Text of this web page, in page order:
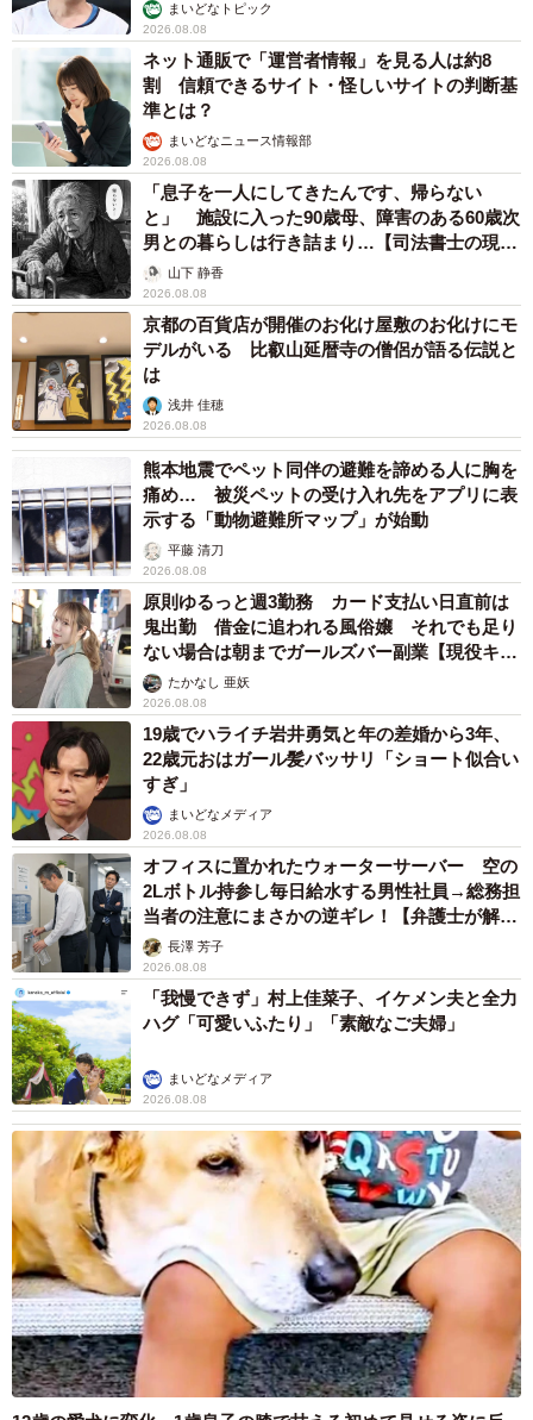
まいどなトピック
2026.08.08
ネット通販で「運営者情報」を見る人は約8
割 信頼できるサイト・怪しいサイトの判断基
準とは？
まいどなニュース情報部
2026.08.08
「息子を一人にしてきたんです、帰らない
と」 施設に入った90歳母、障害のある60歳次
男との暮らしは行き詰まり…【司法書士の現場
から】山下 静香
2026.08.08
京都の百貨店が開催のお化け屋敷のお化けにモ
デルがいる 比叡山延暦寺の僧侶が語る伝説と
は
浅井 佳穂
2026.08.08
熊本地震でペット同伴の避難を諦める人に胸を
痛め… 被災ペットの受け入れ先をアプリに表
示する「動物避難所マップ」が始動
平藤 清刀
2026.08.08
原則ゆるっと週3勤務 カード支払い日直前は
鬼出勤 借金に追われる風俗嬢 それでも足り
ない場合は朝までガールズバー副業【現役キャ
ストに取材】
たかなし 亜妖
2026.08.08
19歳でハライチ岩井勇気と年の差婚から3年、
22歳元おはガール髪バッサリ「ショート似合い
すぎ」
まいどなメディア
2026.08.08
オフィスに置かれたウォーターサーバー 空の
2Lボトル持参し毎日給水する男性社員→総務担
当者の注意にまさかの逆ギレ！【弁護士が解
説】長澤 芳子
2026.08.08
「我慢できず」村上佳菜子、イケメン夫と全力
ハグ「可愛いふたり」「素敵なご夫婦」
まいどなメディア
2026.08.08